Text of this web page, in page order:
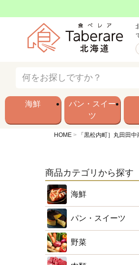
海鮮
パン・スイー
ツ
HOME 「黒松内町］丸田田
商品カテゴリから探す
海鮮
パン・スイーツ
野菜